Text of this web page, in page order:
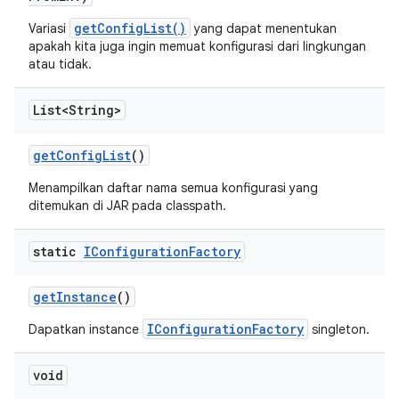
Variasi getConfigList() yang dapat menentukan
apakah kita juga ingin memuat konfigurasi dari lingkungan
atau tidak.
List<String>
getConfigList()
Menampilkan daftar nama semua konfigurasi yang
ditemukan di JAR pada classpath.
static IConfigurationFactory
getInstance()
Dapatkan instance IConfigurationFactory singleton.
void